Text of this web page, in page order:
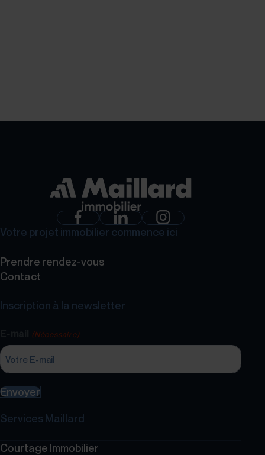
Votre projet immobilier commence ici
Prendre rendez-vous
Contact
Inscription à la newsletter
(Nécessaire)
Envoyer
Services Maillard
Courtage Immobilier